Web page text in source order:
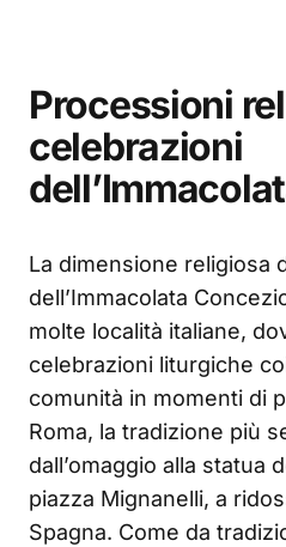
Processioni
celebrazioni
La dimensione religiosa
dell’Immacolata
molte località italiane,
celebrazioni liturgiche
comunità in momenti di
Roma, la tradizione più
dall’omaggio alla statua
piazza Mignanelli, a
Spagna. Come da